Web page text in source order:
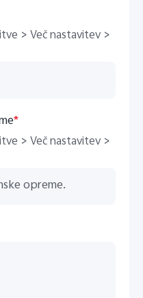
> Več nastavitev >
*
> Več nastavitev >